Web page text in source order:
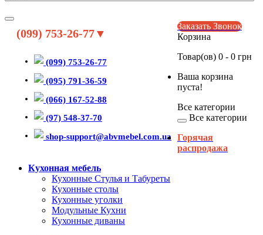
(099) 753-26-77▼
(099) 753-26-77
(095) 791-36-59
(066) 167-52-88
(97) 548-37-70
shop-support@abvmebel.com.ua
Заказать Звонок
Корзина
Товар(ов) 0 - 0 грн
Ваша корзина
пуста!
Все категории
Все категории
Горячая
распродажа
Кухонная мебель
Кухонные Стулья и Табуреты
Кухонные столы
Кухонные уголки
Модульные Кухни
Кухонные диваны